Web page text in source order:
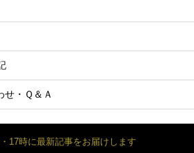
せ・Ｑ＆Ａ
17時に最新記事をお届けします